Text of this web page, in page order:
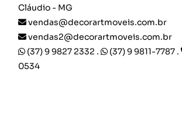
Cláudio - MG
vendas@decorartmoveis.com.br
vendas2@decorartmoveis.com.br
(37) 9 9827 2332 .
(37) 9 9811-7787 .
0534